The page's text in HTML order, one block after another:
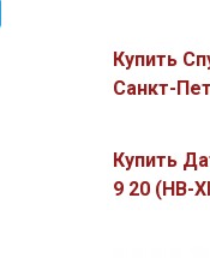
Купить
Санкт-
Купить
9 20 (HB-